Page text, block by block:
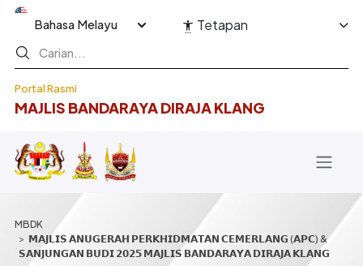
Langkau ke kandungan utama
Portal Rasmi
MAJLIS BANDARAYA DIRAJA KLANG
Select your language Tetapan
Breadcrumb
𝗠𝗔𝗝𝗟𝗜𝗦 𝗔𝗡𝗨𝗚𝗘𝗥𝗔𝗛 𝗣𝗘𝗥𝗞𝗛𝗜𝗗𝗠𝗔𝗧𝗔𝗡 𝗖𝗘𝗠𝗘𝗥𝗟𝗔𝗡𝗚 (𝗔𝗣𝗖) &
𝗦𝗔𝗡𝗝𝗨𝗡𝗚𝗔𝗡 𝗕𝗨𝗗𝗜 𝟮𝟬𝟮𝟱 𝗠𝗔𝗝𝗟𝗜𝗦 𝗕𝗔𝗡𝗗𝗔𝗥𝗔𝗬𝗔 𝗗𝗜𝗥𝗔𝗝𝗔 𝗞𝗟𝗔𝗡𝗚